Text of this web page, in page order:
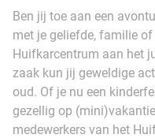
Ben jij toe aan een
met je geliefde, familie
Huifkarcentrum aan het
zaak kun jij geweldige
oud. Of je nu een
gezellig op
medewerkers van het